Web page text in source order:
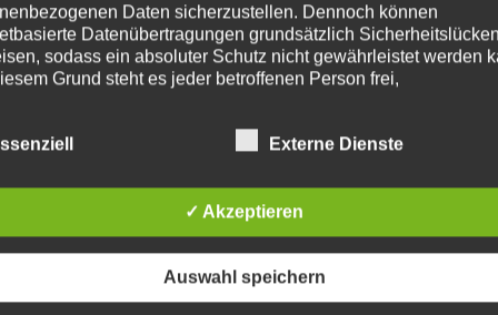
Daten sicherzustellen. Dennoch können
Datenübertragungen grundsätzlich Sicherheitslücken
sodass ein absoluter Schutz nicht gewährleistet werden
Grund steht es jeder betroffenen Person frei,
beruht auf den Begrifflichkeiten, die durch
Richtlinien- und Verordnungsgeber beim Erlass der
Grundverordnung (DS-GVO) verwendet wurden. Unsere
Externe Dienste
✓ Akzeptieren
Auswahl speichern